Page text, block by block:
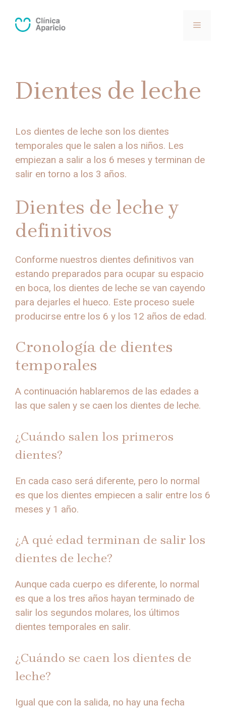
contenido
MENÚ
Dientes de leche
Los dientes de leche son los dientes
temporales que le salen a los niños. Les
empiezan a salir a los 6 meses y terminan de
salir en torno a los 3 años.
Dientes de leche y
definitivos
Conforme nuestros dientes definitivos van
estando preparados para ocupar su espacio
en boca, los dientes de leche se van cayendo
para dejarles el hueco. Este proceso suele
producirse entre los 6 y los 12 años de edad.
Cronología de dientes
temporales
A continuación hablaremos de las edades a
las que salen y se caen los dientes de leche.
¿Cuándo salen los primeros
dientes?
En cada caso será diferente, pero lo normal
es que los dientes empiecen a salir entre los 6
meses y 1 año.
¿A qué edad terminan de salir los
dientes de leche?
Aunque cada cuerpo es diferente, lo normal
es que a los tres años hayan terminado de
salir los segundos molares, los últimos
dientes temporales en salir.
¿Cuándo se caen los dientes de
leche?
Igual que con la salida, no hay una fecha